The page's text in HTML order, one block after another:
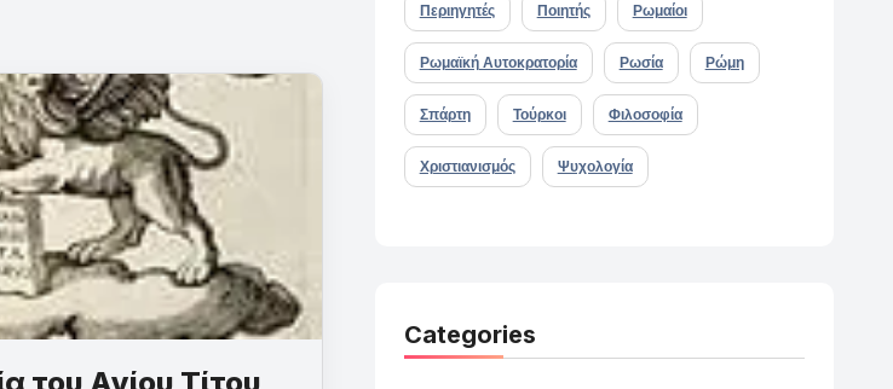
Περιηγητές Ποιητής Ρωμαίοι
Ρωμαϊκή Αυτοκρατορία Ρωσία Ρώμη
Σπάρτη Τούρκοι Φιλοσοφία
Χριστιανισμός Ψυχολογία
Categories